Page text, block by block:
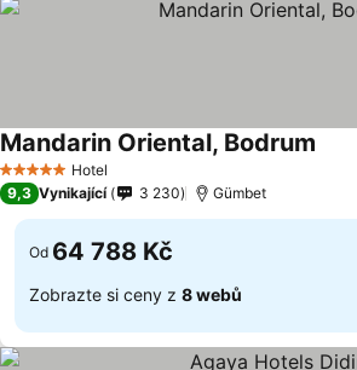
5 Počet hvězdiček
Hotel
Mandarin Oriental, Bodrum
9,3 Vynikající 3 230 Gümbet
Od 64 788 Kč
Zobrazte si ceny z 8 webů